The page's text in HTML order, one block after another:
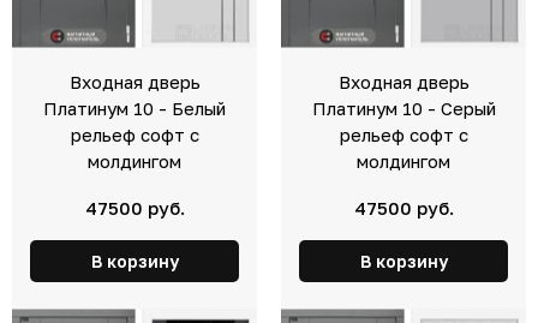
Входная дверь
Платинум 10 - Белый
рельеф софт с
молдингом
47500 руб.
В корзину
Входная дверь
Платинум 10 - Серый
рельеф софт с
молдингом
47500 руб.
В корзину